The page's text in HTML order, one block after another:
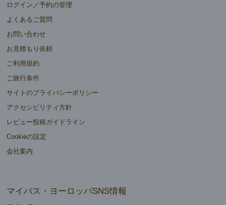
ログイン／予約の管理
よくあるご質問
お問い合わせ
お見積もり依頼
ご利用規約
ご旅行条件
サイトのプライバシーポリシー
アクセシビリティ方針
レビュー投稿ガイドライン
Cookieの設定
会社案内
マイバス・ヨーロッパSNS情報